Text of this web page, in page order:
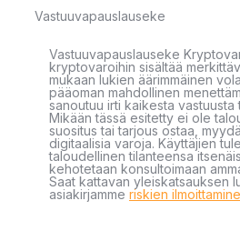
Vastuuvapauslauseke
Vastuuvapauslauseke
kryptovaroihin sisältää
mukaan lukien äärimmäinen
pääoman mahdollinen
sanoutuu irti kaikesta vastuusta
Mikään tässä esitetty ei ole
suositus tai tarjous ostaa,
digitaalisia varoja. Käyttäjien
taloudellinen tilanteensa
kehotetaan konsultoimaan
Saat kattavan yleiskatsauksen
asiakirjamme riskien